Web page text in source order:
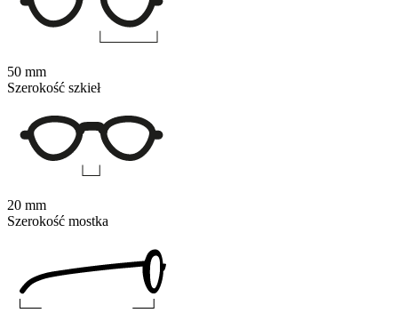
50 mm
Szerokość szkieł
20 mm
Szerokość mostka